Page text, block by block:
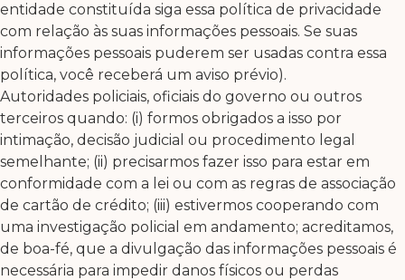
entidade constituída siga essa política de privacidade
com relação às suas informações pessoais. Se suas
informações pessoais puderem ser usadas contra essa
política, você receberá um aviso prévio).
Autoridades policiais, oficiais do governo ou outros
terceiros quando: (i) formos obrigados a isso por
intimação, decisão judicial ou procedimento legal
semelhante; (ii) precisarmos fazer isso para estar em
conformidade com a lei ou com as regras de associação
de cartão de crédito; (iii) estivermos cooperando com
uma investigação policial em andamento; acreditamos,
de boa-fé, que a divulgação das informações pessoais é
necessária para impedir danos físicos ou perdas